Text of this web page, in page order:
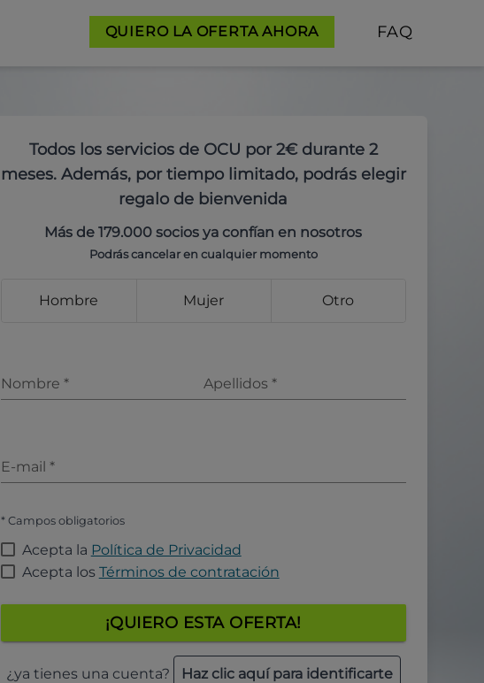
QUIERO LA OFERTA AHORA FAQ
Todos los servicios de OCU por 2€ durante 2
meses. Además, por tiempo limitado, podrás elegir
regalo de bienvenida
Más de 179.000 socios ya confían en nosotros
Podrás cancelar en cualquier momento
Hombre Mujer Otro
Nombre * Apellidos *
E-mail *
* Campos obligatorios
Acepta la Política de Privacidad
Acepta los Términos de contratación
¡QUIERO ESTA OFERTA!
¿ya tienes una cuenta? Haz clic aquí para identificarte